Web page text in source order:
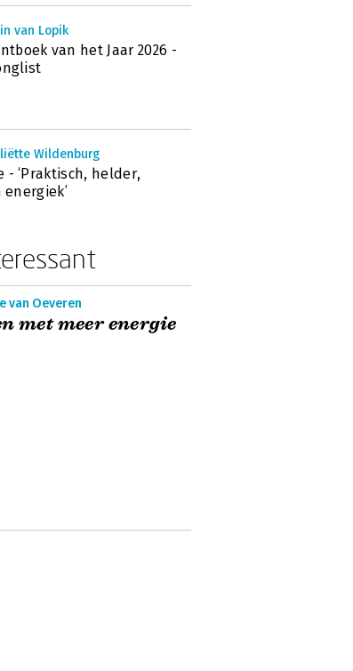
van Lopik
van het Jaar 2026 -
Wildenburg
- ‘Praktisch, helder,
van Oeveren
met meer energie